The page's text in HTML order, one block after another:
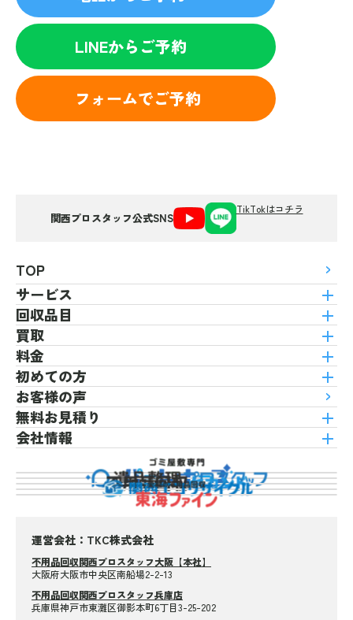
LINEからご予約
フォームでご予約
関西プロスタッフ公式SNS
TikTokはコチラ
TOP
サービス
回収品目
買取
料金
初めての方
お客様の声
無料お見積り
会社情報
運営会社：TKC株式会社
不用品回収関西プロスタッフ大阪【本社】
大阪府大阪市中央区南船場2-2-13
不用品回収関西プロスタッフ兵庫店
兵庫県神戸市東灘区御影本町6丁目3-25-202